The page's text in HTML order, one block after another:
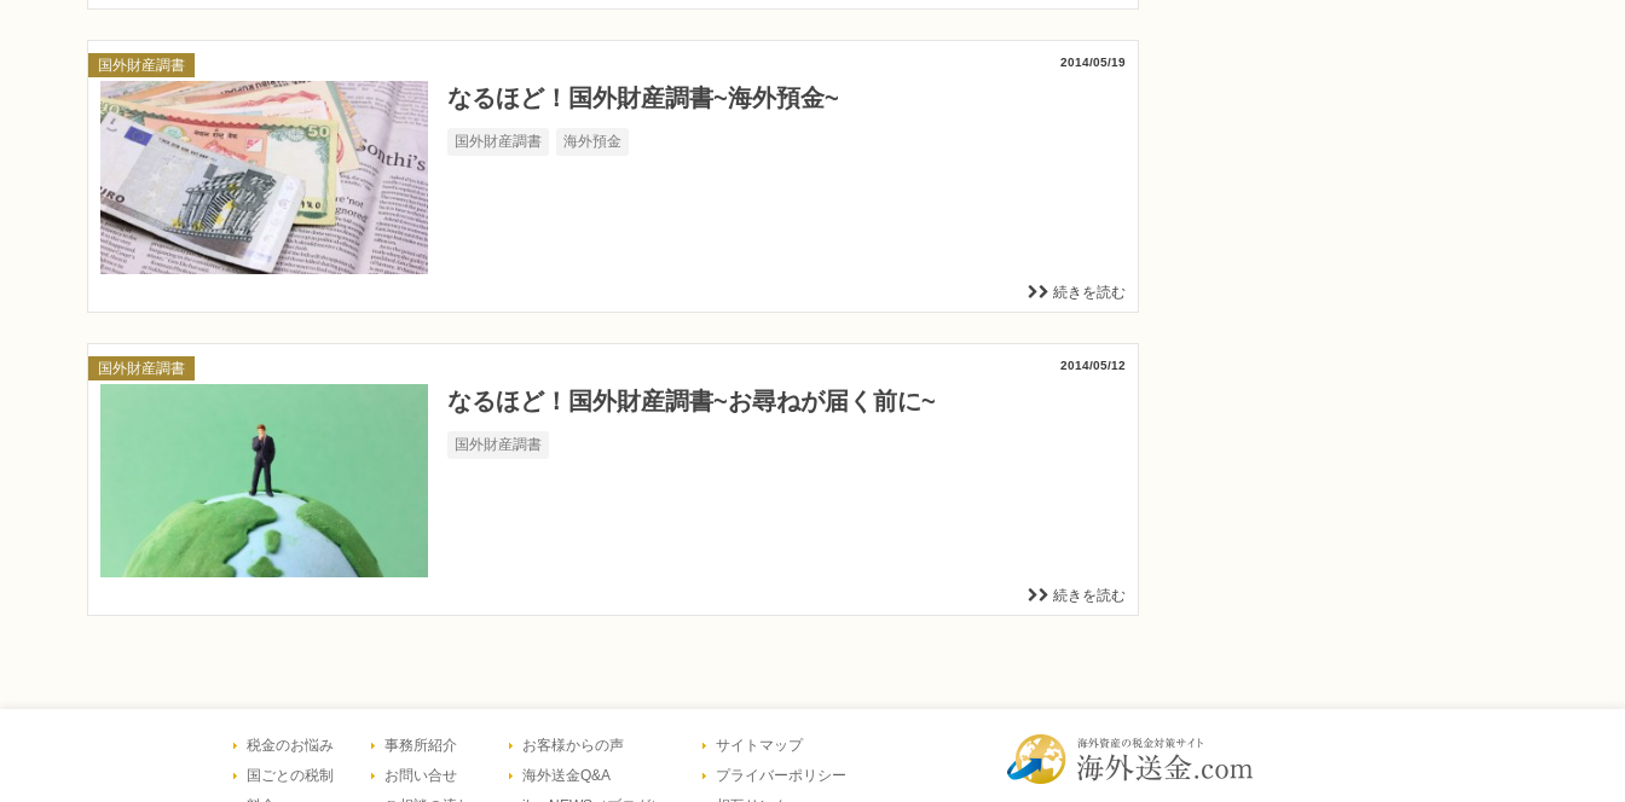
国外財産調書 2014/05/19
なるほど！国外財産調書~海外預金~
国外財産調書 海外預金
続きを読む
国外財産調書 2014/05/12
なるほど！国外財産調書~お尋ねが届く前に~
国外財産調書
続きを読む
税金のお悩み
国ごとの税制
事務所紹介
お問い合せ
お客様からの声
海外送金Q&A
サイトマップ
プライバーポリシー